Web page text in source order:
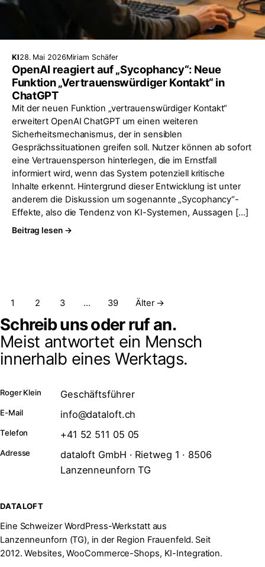
KI28. Mai 2026Miriam Schäfer
OpenAI reagiert auf „Sycophancy“: Neue
Funktion „Vertrauenswürdiger Kontakt“ in
ChatGPT
Mit der neuen Funktion „vertrauenswürdiger Kontakt“
erweitert OpenAI ChatGPT um einen weiteren
Sicherheitsmechanismus, der in sensiblen
Gesprächssituationen greifen soll. Nutzer können ab sofort
eine Vertrauensperson hinterlegen, die im Ernstfall
informiert wird, wenn das System potenziell kritische
Inhalte erkennt. Hintergrund dieser Entwicklung ist unter
anderem die Diskussion um sogenannte „Sycophancy“-
Effekte, also die Tendenz von KI-Systemen, Aussagen […]
Beitrag lesen →
Seitennummerierung der Beiträge
1 2 3 … 39 Älter →
Schreib uns oder ruf an.
Meist antwortet ein Mensch
innerhalb eines Werktags.
Roger Klein Geschäftsführer
E-Mail info@dataloft.ch
Telefon +41 52 511 05 05
Adresse
dataloft GmbH · Rietweg 1 · 8506
Lanzenneunforn TG
DATALOFT
Eine Schweizer WordPress-Werkstatt aus
Lanzenneunforn (TG), in der Region Frauenfeld. Seit
2012. Websites, WooCommerce-Shops, KI-Integration.